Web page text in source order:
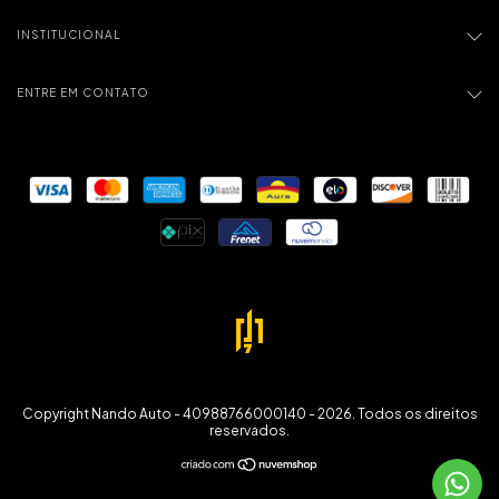
INSTITUCIONAL
ENTRE EM CONTATO
Copyright Nando Auto - 40988766000140 - 2026. Todos os direitos
reservados.